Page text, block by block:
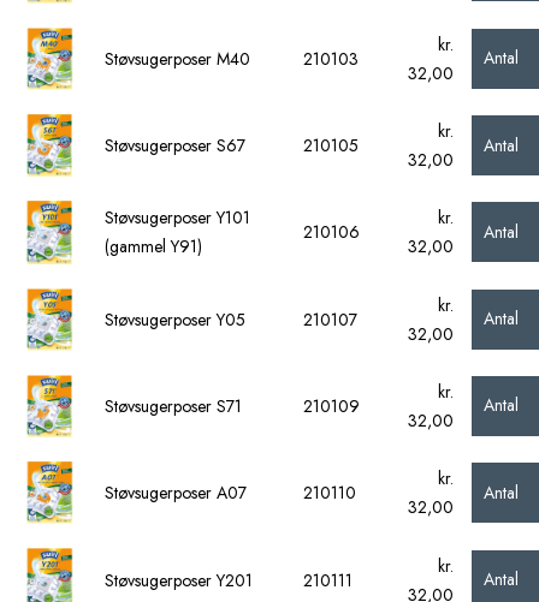
Støvsugerposer M40 210103
kr.
32,00
Antal
Støvsugerposer S67 210105
kr.
32,00
Antal
Støvsugerposer Y101
(gammel Y91)
210106
kr.
32,00
Antal
Støvsugerposer Y05 210107
kr.
32,00
Antal
Støvsugerposer S71 210109
kr.
32,00
Antal
Støvsugerposer A07 210110
kr.
32,00
Antal
Støvsugerposer Y201 210111
kr.
32,00
Antal